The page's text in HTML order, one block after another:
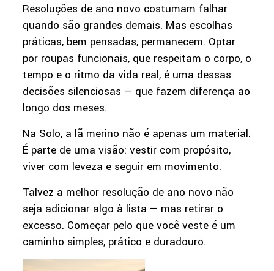
Resoluções de ano novo costumam falhar
quando são grandes demais. Mas escolhas
práticas, bem pensadas, permanecem. Optar
por roupas funcionais, que respeitam o corpo, o
tempo e o ritmo da vida real, é uma dessas
decisões silenciosas — que fazem diferença ao
longo dos meses.
Na Solo, a lã merino não é apenas um material.
É parte de uma visão: vestir com propósito,
viver com leveza e seguir em movimento.
Talvez a melhor resolução de ano novo não
seja adicionar algo à lista — mas retirar o
excesso. Começar pelo que você veste é um
caminho simples, prático e duradouro.